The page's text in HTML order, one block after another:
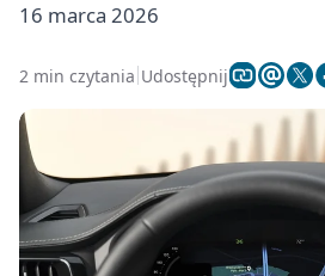
16 marca 2026
2 min czytania Udostępnij